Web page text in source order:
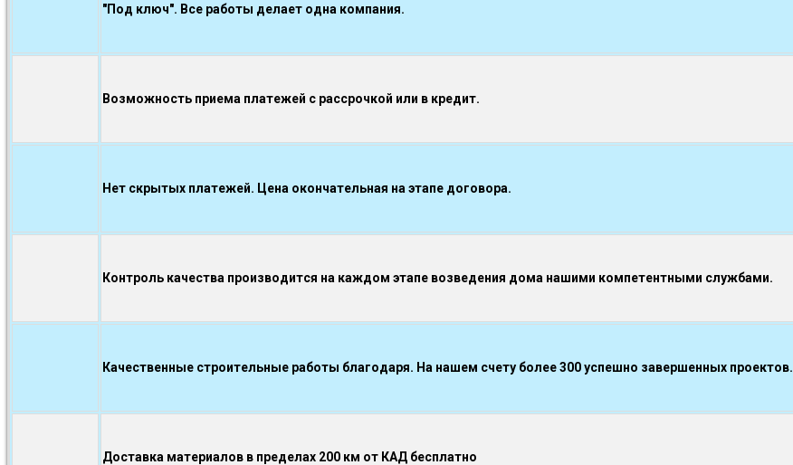
"Под ключ". Все работы делает одна компания.
Возможность приема платежей с рассрочкой или в кредит.
Нет скрытых платежей. Цена окончательная на этапе договора.
Контроль качества производится на каждом этапе возведения дома нашими компетентными службами.
Качественные строительные работы благодаря. На нашем счету более 300 успешно завершенных проектов.
Доставка материалов в пределах 200 км от КАД бесплатно